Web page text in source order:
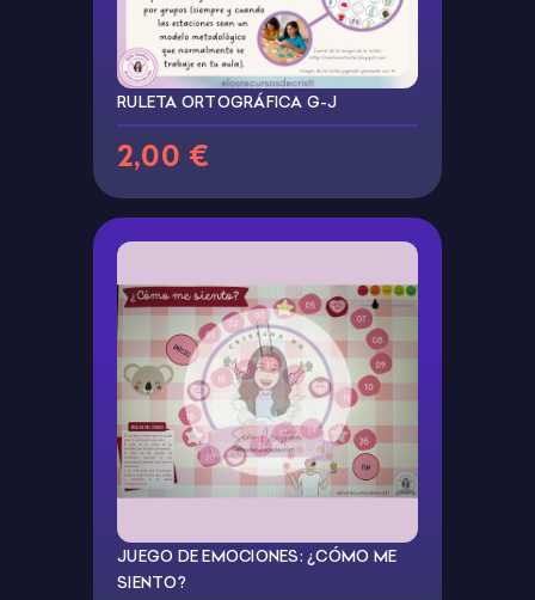
RULETA ORTOGRÁFICA G-J
2,00 €
JUEGO DE EMOCIONES: ¿CÓMO ME
SIENTO?